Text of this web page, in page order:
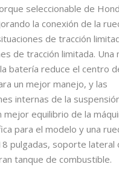
seleccionable de
la conexión de la
de tracción
de tracción limitada. Una
batería reduce el centro
un mejor manejo, y las
internas de la
mejor equilibrio de la
para el modelo y una
pulgadas, soporte lateral
tanque de combustible.